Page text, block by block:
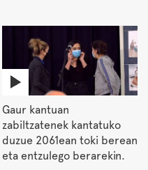
Gaur kantuan
zabiltzatenek kantatuko
duzue 2061ean toki berean
eta entzulego berarekin.